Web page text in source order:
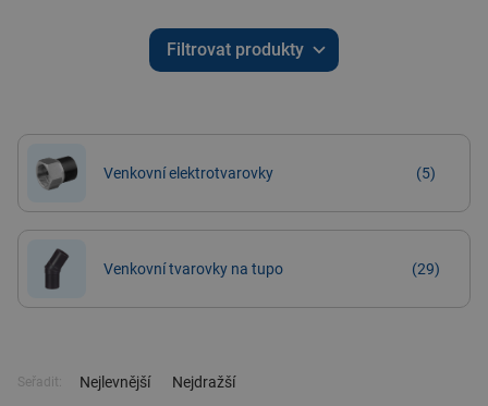
Filtrovat produkty
Venkovní elektrotvarovky (5)
Venkovní tvarovky na tupo (29)
Seřadit: Nejlevnější Nejdražší